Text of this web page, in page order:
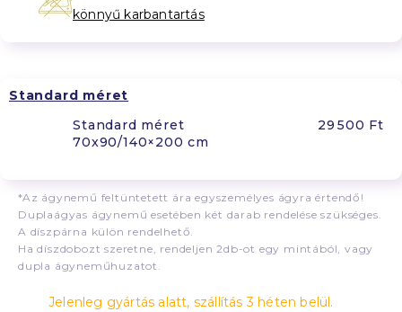
könnyű karbantartás
Standard méret
Standard méret
70x90/140×200 cm
29 500 Ft
*Az ágynemű feltüntetett ára egyszemélyes ágyra értendő!
Duplaágyas ágynemű esetében két darab rendelése szükséges.
A díszpárna külön rendelhető.
Ha díszdobozt szeretne, rendeljen 2db-ot egy mintából, vagy
dupla ágyneműhuzatot.
Jelenleg gyártás alatt, szállítás 3 héten belül.